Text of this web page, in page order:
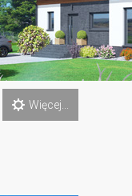
Więcej...